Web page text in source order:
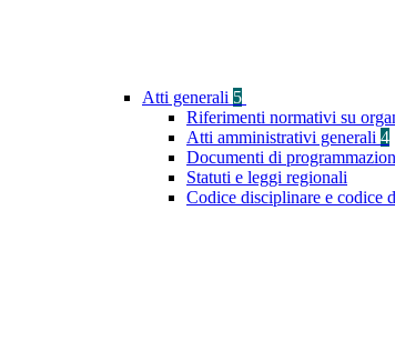
Atti generali 5
Riferimenti normativi su
Atti amministrativi generali 4
Documenti di
Statuti e leggi regionali
Codice disciplinare e codice